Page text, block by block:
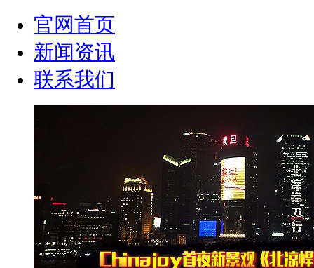
官网首页
新闻资讯
联系我们